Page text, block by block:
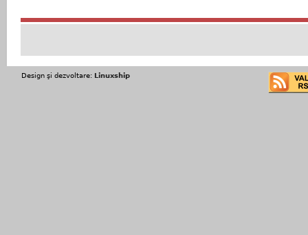
Design şi dezvoltare: Linuxship